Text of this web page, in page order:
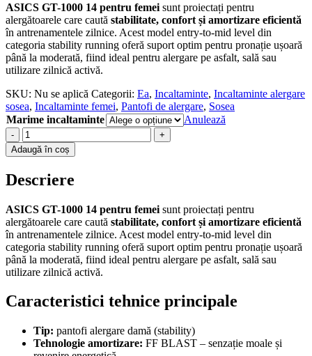
ASICS GT-1000 14 pentru femei sunt proiectați pentru
alergătoarele care caută stabilitate, confort și amortizare eficientă
în antrenamentele zilnice. Acest model entry-to-mid level din
categoria stability running oferă suport optim pentru pronație ușoară
până la moderată, fiind ideal pentru alergare pe asfalt, sală sau
utilizare zilnică activă.
SKU: Nu se aplică Categorii: Ea, Incaltaminte, Incaltaminte alergare
sosea, Incaltaminte femei, Pantofi de alergare, Sosea
Marime incaltaminte
Anulează
-
+
Adaugă în coș
Descriere
ASICS GT-1000 14 pentru femei sunt proiectați pentru
alergătoarele care caută stabilitate, confort și amortizare eficientă
în antrenamentele zilnice. Acest model entry-to-mid level din
categoria stability running oferă suport optim pentru pronație ușoară
până la moderată, fiind ideal pentru alergare pe asfalt, sală sau
utilizare zilnică activă.
Caracteristici tehnice principale
Tip: pantofi alergare damă (stability)
Tehnologie amortizare: FF BLAST – senzație moale și